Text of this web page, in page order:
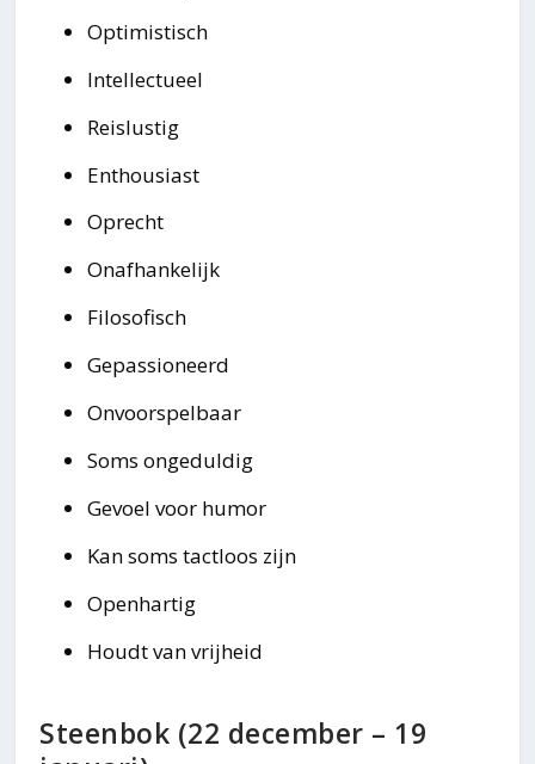
Optimistisch
Intellectueel
Reislustig
Enthousiast
Oprecht
Onafhankelijk
Filosofisch
Gepassioneerd
Onvoorspelbaar
Soms ongeduldig
Gevoel voor humor
Kan soms tactloos zijn
Openhartig
Houdt van vrijheid
Steenbok (22 december – 19